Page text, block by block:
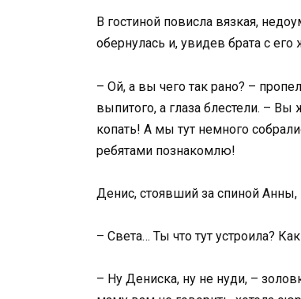
В гостиной повисла вязкая,
обернулась и, увидев брата с
– Ой, а вы чего так рано? –
выпитого, а глаза блестели. – Вы
копать! А мы тут немного
ребятами познакомлю!
Денис, стоявший за спиной Анны,
– Света… Ты что тут устроила?
– Ну Дениска, ну не нуди, –